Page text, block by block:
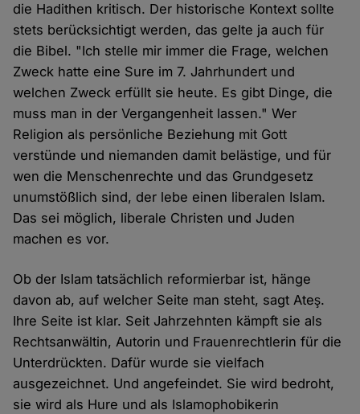
die Hadithen kritisch. Der historische Kontext sollte
stets berücksichtigt werden, das gelte ja auch für
die Bibel. "Ich stelle mir immer die Frage, welchen
Zweck hatte eine Sure im 7. Jahrhundert und
welchen Zweck erfüllt sie heute. Es gibt Dinge, die
muss man in der Vergangenheit lassen." Wer
Religion als persönliche Beziehung mit Gott
verstünde und niemanden damit belästige, und für
wen die Menschenrechte und das Grundgesetz
unumstößlich sind, der lebe einen liberalen Islam.
Das sei möglich, liberale Christen und Juden
machen es vor.
Ob der Islam tatsächlich reformierbar ist, hänge
davon ab, auf welcher Seite man steht, sagt Ateş.
Ihre Seite ist klar. Seit Jahrzehnten kämpft sie als
Rechtsanwältin, Autorin und Frauenrechtlerin für die
Unterdrückten. Dafür wurde sie vielfach
ausgezeichnet. Und angefeindet. Sie wird bedroht,
sie wird als Hure und als Islamophobikerin